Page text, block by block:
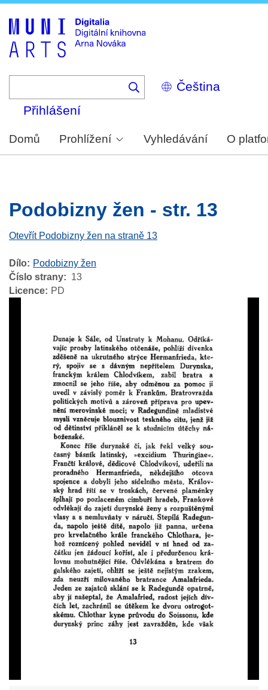
Select
your
Přihlášení
Domů Prohlížení Vyhledávání O
Podobizny žen - str. 13
Otevřít Podobizny žen na straně 13
Dílo
Podobizny žen
Číslo strany
13
Licence
PD